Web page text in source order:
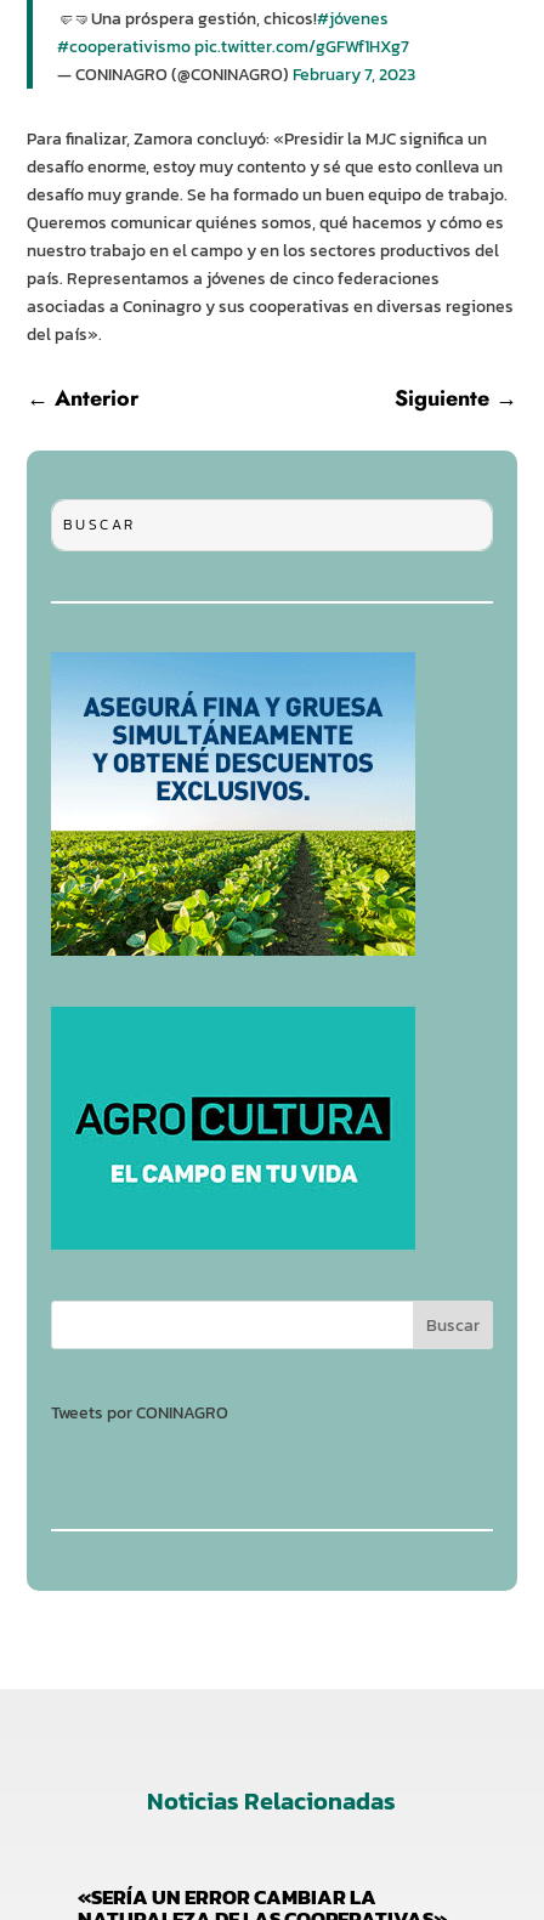
🤛🤜Una próspera gestión, chicos!#jóvenes
#cooperativismopic.twitter.com/gGFWf1HXg7
— CONINAGRO (@CONINAGRO)February 7, 2023
Para finalizar, Zamora concluyó: «Presidir la MJC significa un
desafío enorme, estoy muy contento y sé que esto conlleva un
desafío muy grande. Se ha formado un buen equipo de trabajo.
Queremos comunicar quiénes somos, qué hacemos y cómo es
nuestro trabajo en el campo y en los sectores productivos del
país. Representamos a jóvenes de cinco federaciones
asociadas a Coninagro y sus cooperativas en diversas regiones
del país».
←Anterior Siguiente→
Tweets por CONINAGRO
Noticias Relacionadas
«SERÍA UN ERROR CAMBIAR LA